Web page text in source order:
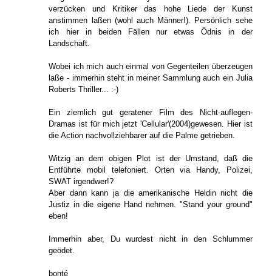
verzücken und Kritiker das hohe Liede der Kunst
anstimmen laßen (wohl auch Männer!). Persönlich sehe
ich hier in beiden Fällen nur etwas Ödnis in der
Landschaft.
Wobei ich mich auch einmal von Gegenteilen überzeugen
laße - immerhin steht in meiner Sammlung auch ein Julia
Roberts Thriller... :-)
Ein ziemlich gut geratener Film des Nicht-auflegen-
Dramas ist für mich jetzt 'Cellular'(2004)gewesen. Hier ist
die Action nachvollziehbarer auf die Palme getrieben.
Witzig an dem obigen Plot ist der Umstand, daß die
Entführte mobil telefoniert. Orten via Handy, Polizei,
SWAT irgendwer!?
Aber dann kann ja die amerikanische Heldin nicht die
Justiz in die eigene Hand nehmen. "Stand your ground"
eben!
Immerhin aber, Du wurdest nicht in den Schlummer
geödet.
bonté